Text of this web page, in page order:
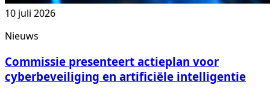
10 juli 2026
Nieuws
Commissie presenteert actieplan voor
cyberbeveiliging en artificiële intelligentie